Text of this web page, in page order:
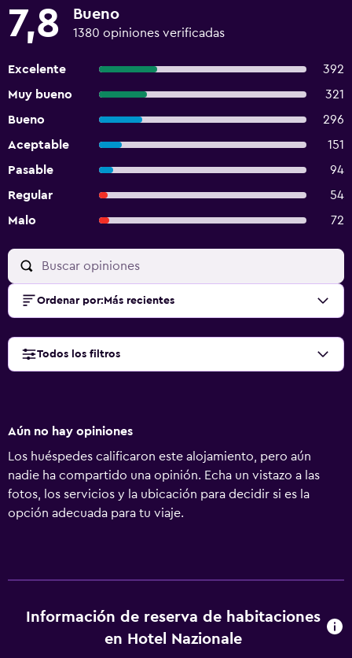
7,8 Bueno
1380 opiniones verificadas
Excelente
392
Muy bueno
321
Bueno
296
Aceptable
151
Pasable
94
Regular
54
Malo
72
Ordenar por: Más recientes
Todos los filtros
Aún no hay opiniones
Los huéspedes calificaron este alojamiento, pero aún
nadie ha compartido una opinión. Echa un vistazo a las
fotos, los servicios y la ubicación para decidir si es la
opción adecuada para tu viaje.
Información de reserva de habitaciones
en Hotel Nazionale